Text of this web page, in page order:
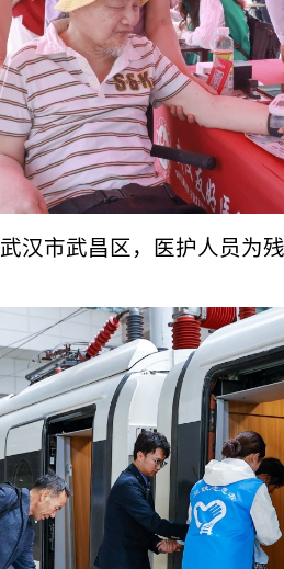
汉市武昌区，医护人员为